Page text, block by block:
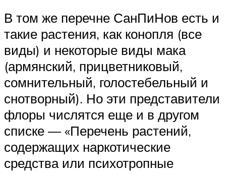
В том же перечне СанПиНов есть и
такие растения, как конопля (все
виды) и некоторые виды мака
(армянский, прицветниковый,
сомнительный, голостебельный и
снотворный). Но эти представители
флоры числятся еще и в другом
списке — «Перечень растений,
содержащих наркотические
средства или психотропные